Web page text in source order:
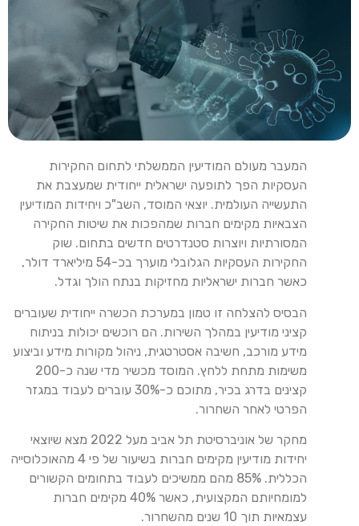
המעבר מעולם המודיעין הממשלתי לתחום החקירות
העסקיות הפך לתופעה ישראלית ייחודית שמעצבת את
התעשייה העולמית. יוצאי המוסד, השב"כ ויחידות המודיעין
הצבאיות מקימים חברות שמהפכות את שיטות החקירה
המסורתיות ויוצרות סטנדרטים חדשים בתחום. שוק
החקירות העסקיות הגלובלי מוערך בכ-54 מיליארד דולר,
כאשר חברות ישראליות מחזיקות בנתח הולך וגדל.
הבסיס להצלחה זו טמון במערכת הכשרה ייחודית שעוברים
קציני מודיעין במהלך השירות. הם רוכשים יכולות בניתוח
מידע מורכב, חשיבה אסטרטגית, ניהול מקורות מידע וביצוע
משימות מתחת ללחץ. המוסד מכשיר מדי שנה כ-200
קצינים בדרג בכיר, מתוכם כ-30% עוברים לעבוד במגזר
הפרטי לאחר השחרור.
מחקר של אוניברסיטת תל אביב מעל 2022 מצא שיוצאי
יחידות מודיעין מקימים חברות בשיעור של פי 4 מהאוכלוסייה
הכללית. 85% מהם ממשיכים לעבוד בתחומים הקשורים
למומחיותם המקצועית, כאשר 40% מקימים חברות
עצמאיות תוך 10 שנים מהשחרור.